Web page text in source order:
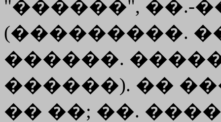
"������", ��.-
(���������.
������.
������). ��
�� ��; ��.